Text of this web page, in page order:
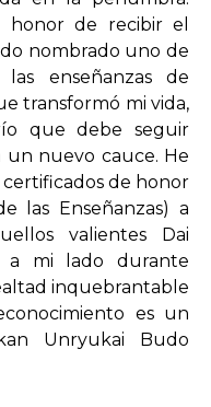
honor de recibir el
nombrado uno de
enseñanzas de
transformó mi vida,
que debe seguir
un nuevo cauce. He
de honor
las Enseñanzas) a
valientes Dai
a mi lado durante
inquebrantable
es un
Unryukai Budo